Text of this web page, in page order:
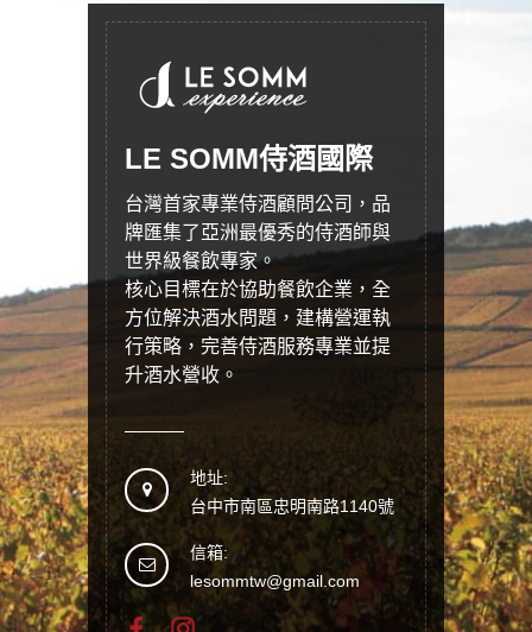
LE SOMM侍酒國際
台灣首家專業侍酒顧問公司，品
牌匯集了亞洲最優秀的侍酒師與
世界級餐飲專家。
核心目標在於協助餐飲企業，全
方位解決酒水問題，建構營運執
行策略，完善侍酒服務專業並提
升酒水營收。
地址:
台中市南區忠明南路1140號
信箱:
lesommtw@gmail.com